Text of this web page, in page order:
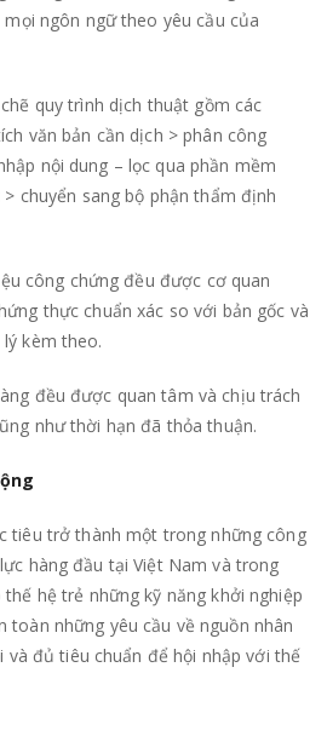
ngôn ngữ theo yêu cầu của
quy trình dịch thuật gồm các
văn bản cần dịch > phân công
nội dung – lọc qua phần mềm
chuyển sang bộ phận thẩm định
công chứng đều được cơ quan
thực chuẩn xác so với bản gốc và
kèm theo.
đều được quan tâm và chịu trách
như thời hạn đã thỏa thuận.
tiêu trở thành một trong những công
hàng đầu tại Việt Nam và trong
hệ trẻ những kỹ năng khởi nghiệp
toàn những yêu cầu về nguồn nhân
và đủ tiêu chuẩn để hội nhập với thế